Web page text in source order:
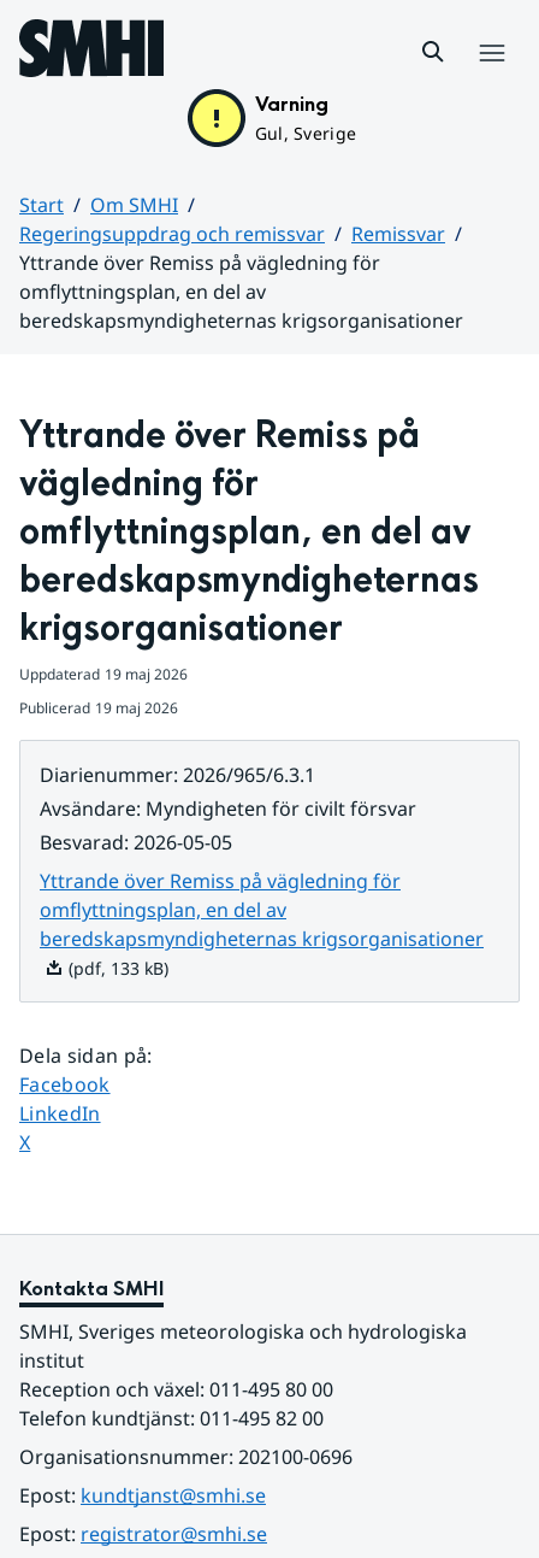
Hoppa till sidans innehåll
Varning
Gul, Sverige
Start
Om SMHI
Regeringsuppdrag och remissvar
Remissvar
Yttrande över Remiss på vägledning för
omflyttningsplan, en del av
beredskapsmyndigheternas krigsorganisationer
Yttrande över Remiss på
vägledning för
omflyttningsplan, en del av
beredskapsmyndigheternas
krigsorganisationer
Uppdaterad 19 maj 2026
Publicerad 19 maj 2026
Diarienummer: 2026/965/6.3.1
Avsändare: Myndigheten för civilt försvar
Besvarad: 2026-05-05
Yttrande över Remiss på vägledning för
omflyttningsplan, en del av
beredskapsmyndigheternas krigsorganisationerPdf,
(pdf, 133 kB)
Dela sidan på:
Dela sidan på
Facebook
Dela sidan på
LinkedIn
Dela sidan på
X
Kontakta SMHI
SMHI, Sveriges meteorologiska och hydrologiska
institut
Reception och växel: 011-495 80 00
Telefon kundtjänst: 011-495 82 00
Organisationsnummer: 202100-0696
Epost: kundtjanst@smhi.se
Epost: registrator@smhi.se